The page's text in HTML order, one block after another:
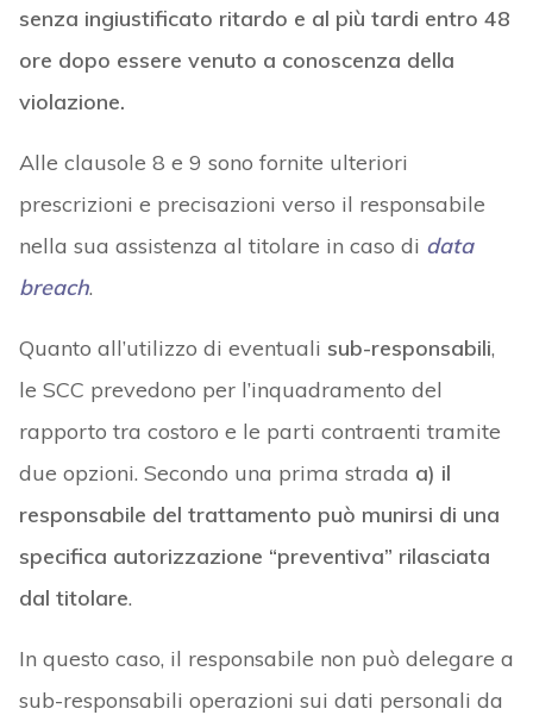
senza ingiustificato ritardo e al più tardi entro 48
ore dopo essere venuto a conoscenza della
violazione.
Alle clausole 8 e 9 sono fornite ulteriori
prescrizioni e precisazioni verso il responsabile
nella sua assistenza al titolare in caso di data
breach.
Quanto all’utilizzo di eventuali sub-responsabili,
le SCC prevedono per l’inquadramento del
rapporto tra costoro e le parti contraenti tramite
due opzioni. Secondo una prima strada a) il
responsabile del trattamento può munirsi di una
specifica autorizzazione “preventiva” rilasciata
dal titolare.
In questo caso, il responsabile non può delegare a
sub-responsabili operazioni sui dati personali da